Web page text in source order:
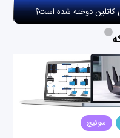
کاتلین دوخته شده است؟
سوئیچ